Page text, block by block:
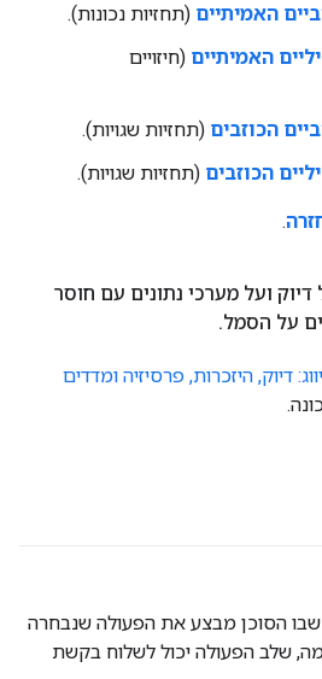
האמיתיים (תחזיות נכונות).
האמיתיים (חיזויים
הכוזבים (תחזיות שגויות).
הכוזבים (תחזיות שגויות).
.
ועל מערכי נתונים עם חוסר
על הסמל.
דיוק, היזכרות, פרסיזיה ומדדים
שבו הסוכן מבצע את הפעולה שנבחרה
שלב הפעולה יכול לשלוח בקשת